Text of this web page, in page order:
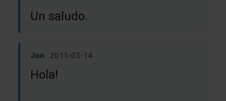
Un saludo.
Jon · 2011-03-14
Hola!